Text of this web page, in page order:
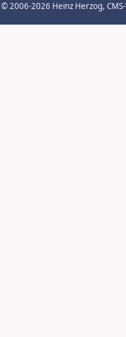
© 2006-2026 Heinz Herzog,